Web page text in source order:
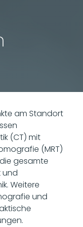
am Standort
(CT) mit
(MRT)
gesamte
und
Weitere
und